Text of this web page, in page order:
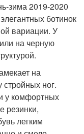
зима 2019-2020
ботинок
вариации. У
на черную
на
стройных ног.
у комфортных
резинки,
легким